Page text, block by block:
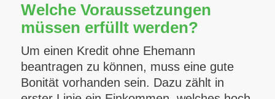
Welche Voraussetzungen
müssen erfüllt werden?
Um einen Kredit ohne Ehemann
beantragen zu können, muss eine gute
Bonität vorhanden sein. Dazu zählt in